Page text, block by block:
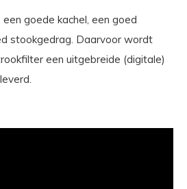
goede kachel, een goed
stookgedrag. Daarvoor wordt
een uitgebreide (digitale)